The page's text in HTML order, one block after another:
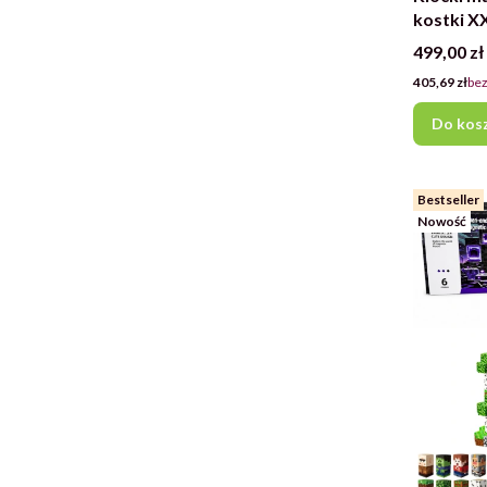
kostki
elementy
Cena
499,00 zł
Cena
405,69 zł
Do
Bestseller
Nowość